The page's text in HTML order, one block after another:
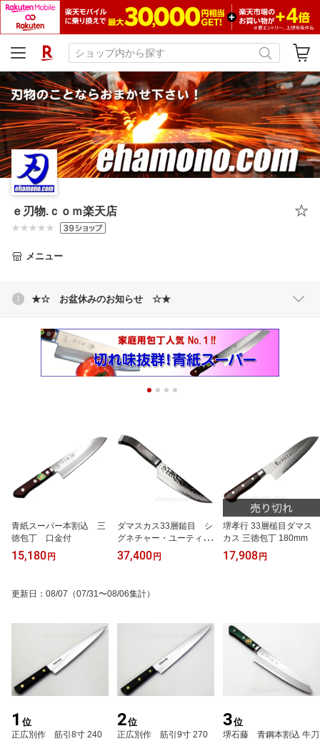
ｅ刃物.ｃｏｍ楽天店
メニュー
★☆ お盆休みのお知らせ ☆★
青紙スーパー本割込 三
徳包丁 口金付
15,180 円
ダマスカス33層鎚目 シ
グネチャー・ユーティリ
ティ・カスタムナイフ12
0銅メッシュ
37,400 円
堺孝行 33層槌目ダマス
カス 三徳包丁 180mm
17,908 円
更新日 ： 08/07 （07/31〜08/06集計）
1 位
正広別作 筋引8寸 240
2位
正広別作 筋引9寸 270
3位
堺石藤 青鋼本割込 牛刀